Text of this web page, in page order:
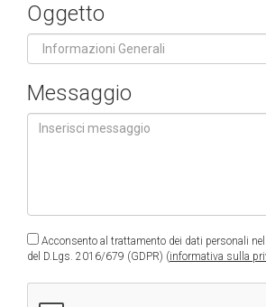
Oggetto
Messaggio
Acconsento al trattamento dei dati personali
del D.Lgs. 2016/679 (GDPR) (informativa sulla